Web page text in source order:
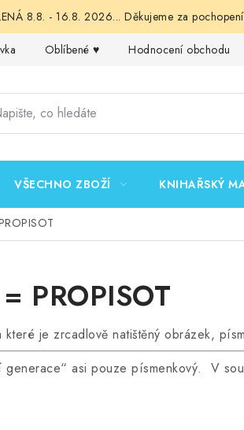
8.8. - 16.8. 2026... Děkujeme za
Oblíbené ♥️ Hodnocení obchodu
VŠECHNO ZBOŽÍ KNIHAŘSKÝ
PROPISOT
které je zrcadlově natištěný obrázek,
asi pouze písmenkový. V